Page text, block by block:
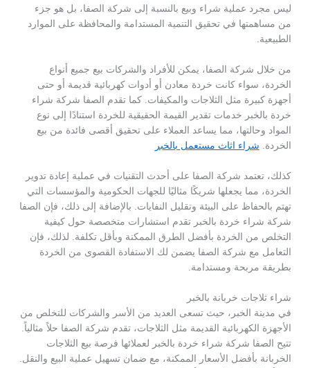
ليس مجرد عملية شراء وبيع بالنسبة إلى شركة الصفا، بل هو جزء
من مساهمتها في تحقيق التنمية المستدامة والمحافظة على الموارد
الطبيعية.
من خلال شركة الصفا، يمكن للأفراد والشركات بيع جميع أنواع
الخردة، سواء كانت خردة معادن أو أدوات كهربائية قديمة أو حتى
أجهزة كبيرة مثل الثلاجات والمكيفات. كما تقدم الصفا شركة شراء
خردة بالخبر خدمات تقدير القيمة الحقيقية للخردة استنادًا إلى نوع
المواد وحالتها، مما يساعد العملاء على تحقيق أقصى فائدة من بيع
الخردة. شراء اثاث مستعمل بالخبر
كذلك، تعتمد شركة الصفا على أحدث التقنيات في عملية إعادة تدوير
الخردة، مما يجعلها شريكًا مثاليًا للجهات الحكومية والمؤسسات التي
تهتم بالحفاظ على البيئة وتقليل النفايات. بالإضافة إلى ذلك، فإن الصفا
شركة شراء خردة بالخبر تقدم استشارات متخصصة حول كيفية
التخلص من الخردة بأفضل الطرق الممكنة وبأقل تكلفة. لذلك، فإن
التعامل مع شركة الصفا يضمن لك الاستفادة القصوى من الخردة
بطريقة مربحة ومستدامة.
شراء ثلاجات خربانة بالخبر
في مدينة الخبر، حيث تسعى العديد من الأسر والشركات للتخلص من
الأجهزة الكهربائية القديمة مثل الثلاجات، تقدم شركة الصفا حلاً مثالياً.
تتيح الصفا شركة شراء خردة بالخبر لعملائها فرصة بيع الثلاجات
الخربانة بأفضل الأسعار الممكنة، مع ضمان تسهيل عملية البيع والنقل.